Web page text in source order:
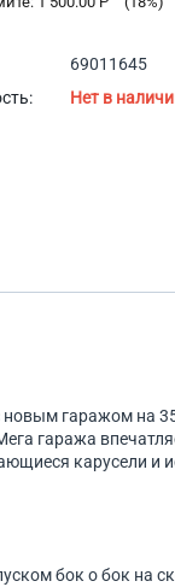
69011645
Нет в
гаражом на
гаража
карусели и
бок о бок на